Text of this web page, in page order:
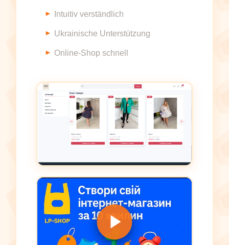
Intuitiv verständlich
Ukrainische Unterstützung
Online-Shop schnell